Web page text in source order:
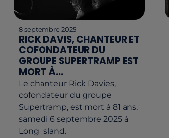
8 septembre 2025
RICK DAVIS, CHANTEUR ET
COFONDATEUR DU
GROUPE SUPERTRAMP EST
MORT À...
Le chanteur Rick Davies,
cofondateur du groupe
Supertramp, est mort à 81 ans,
samedi 6 septembre 2025 à
Long Island.